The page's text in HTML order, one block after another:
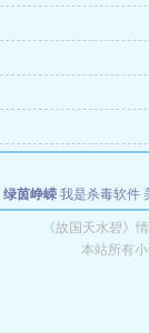
绿茵峥嵘 我是杀毒软件
教练万岁 都市全能巨
《故国天水碧》
本站所有